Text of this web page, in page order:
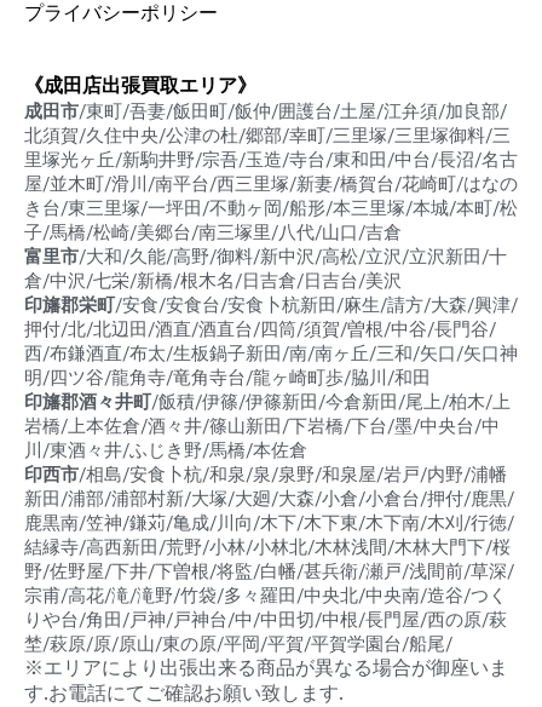
プライバシーポリシー
《成田店出張買取エリア》
成田市/東町/吾妻/飯田町/飯仲/囲護台/土屋/江弁須/加良部/
北須賀/久住中央/公津の杜/郷部/幸町/三里塚/三里塚御料/三
里塚光ヶ丘/新駒井野/宗吾/玉造/寺台/東和田/中台/長沼/名古
屋/並木町/滑川/南平台/西三里塚/新妻/橋賀台/花崎町/はなの
き台/東三里塚/一坪田/不動ヶ岡/船形/本三里塚/本城/本町/松
子/馬橋/松崎/美郷台/南三塚里/八代/山口/吉倉
富里市/大和/久能/高野/御料/新中沢/高松/立沢/立沢新田/十
倉/中沢/七栄/新橋/根木名/日吉倉/日吉台/美沢
印旛郡栄町/安食/安食台/安食卜杭新田/麻生/請方/大森/興津/
押付/北/北辺田/酒直/酒直台/四筒/須賀/曽根/中谷/長門谷/
西/布鎌酒直/布太/生板鍋子新田/南/南ヶ丘/三和/矢口/矢口神
明/四ツ谷/龍角寺/竜角寺台/龍ヶ崎町歩/脇川/和田
印旛郡酒々井町/飯積/伊篠/伊篠新田/今倉新田/尾上/柏木/上
岩橋/上本佐倉/酒々井/篠山新田/下岩橋/下台/墨/中央台/中
川/東酒々井/ふじき野/馬橋/本佐倉
印西市/相島/安食卜杭/和泉/泉/泉野/和泉屋/岩戸/内野/浦幡
新田/浦部/浦部村新/大塚/大廻/大森/小倉/小倉台/押付/鹿黒/
鹿黒南/笠神/鎌苅/亀成/川向/木下/木下東/木下南/木刈/行徳/
結縁寺/高西新田/荒野/小林/小林北/木林浅間/木林大門下/桜
野/佐野屋/下井/下曽根/将監/白幡/甚兵衛/瀬戸/浅間前/草深/
宗甫/高花/滝/滝野/竹袋/多々羅田/中央北/中央南/造谷/つく
りや台/角田/戸神/戸神台/中/中田切/中根/長門屋/西の原/萩
埜/萩原/原/原山/東の原/平岡/平賀/平賀学園台/船尾/
※エリアにより出張出来る商品が異なる場合が御座いま
す.お電話にてご確認お願い致します.